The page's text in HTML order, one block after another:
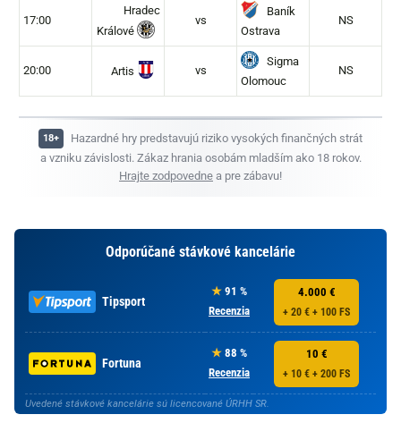
17:00
Hradec
Králové
vs
Baník
Ostrava
NS
20:00 Artis vs
Sigma
Olomouc
NS
Hazardné hry predstavujú riziko vysokých finančných strát
a vzniku závislosti. Zákaz hrania osobám mladším ako 18 rokov.
Hrajte zodpovedne a pre zábavu!
Odporúčané stávkové kancelárie
Tipsport
91 %
Recenzia
4.000 €
+ 20 € + 100 FS
Fortuna
88 %
Recenzia
10 €
+ 10 € + 200 FS
Uvedené stávkové kancelárie sú licencované ÚRHH SR.